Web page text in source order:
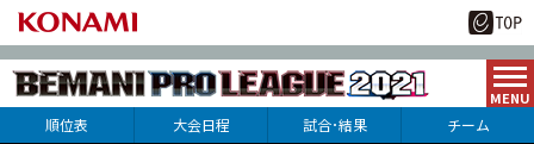
順位表 大会日程 試合･結果 チーム